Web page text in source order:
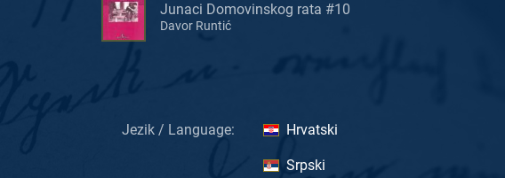
Junaci Domovinskog rata #10
Davor Runtić
Jezik / Language: Hrvatski
Srpski